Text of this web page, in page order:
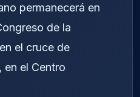
permanecerá en
de la
el cruce de
en el Centro